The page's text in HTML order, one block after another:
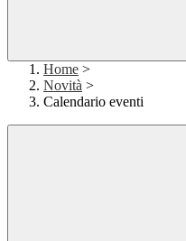
Home >
Novità >
Calendario eventi